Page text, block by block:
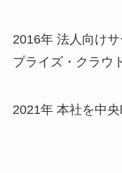
2016年 法人向け
プライズ・クラウ
2021年 本社を中